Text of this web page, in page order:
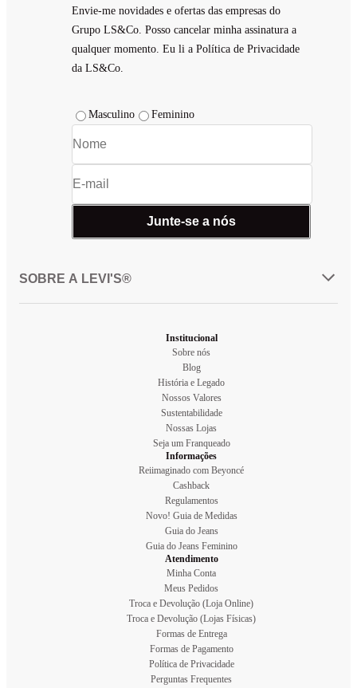
Envie-me novidades e ofertas das empresas do
Grupo LS&Co. Posso cancelar minha assinatura a
qualquer momento. Eu li a Política de Privacidade
da LS&Co.
Masculino Feminino
Junte-se a nós
SOBRE A LEVI'S®
Institucional
Sobre nós
Blog
História e Legado
Nossos Valores
Sustentabilidade
Nossas Lojas
Seja um Franqueado
Informações
Reiimaginado com Beyoncé
Cashback
Regulamentos
Novo! Guia de Medidas
Guia do Jeans
Guia do Jeans Feminino
Atendimento
Minha Conta
Meus Pedidos
Troca e Devolução (Loja Online)
Troca e Devolução (Lojas Físicas)
Formas de Entrega
Formas de Pagamento
Política de Privacidade
Perguntas Frequentes